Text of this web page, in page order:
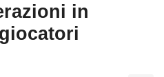
in